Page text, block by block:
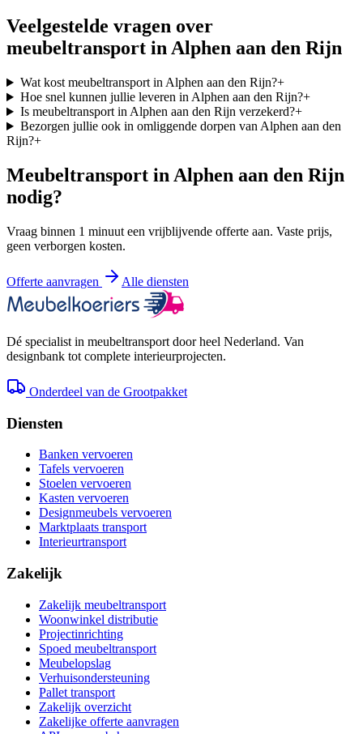
Veelgestelde vragen over
meubeltransport inAlphen aan den Rijn
Wat kost meubeltransport in Alphen aan den Rijn?+
Hoe snel kunnen jullie leveren in Alphen aan den Rijn?+
Is meubeltransport in Alphen aan den Rijn verzekerd?+
Bezorgen jullie ook in omliggende dorpen van Alphen aan den
Rijn?+
Meubeltransport in Alphen aan den Rijn
nodig?
Vraag binnen 1 minuut een vrijblijvende offerte aan. Vaste prijs,
geen verborgen kosten.
Offerte aanvragen Alle diensten
Dé specialist in meubeltransport door heel Nederland. Van
designbank tot complete interieurprojecten.
Onderdeel van de Grootpakket
Diensten
Banken vervoeren
Tafels vervoeren
Stoelen vervoeren
Kasten vervoeren
Designmeubels vervoeren
Marktplaats transport
Interieurtransport
Zakelijk
Zakelijk meubeltransport
Woonwinkel distributie
Projectinrichting
Spoed meubeltransport
Meubelopslag
Verhuisondersteuning
Pallet transport
Zakelijk overzicht
Zakelijke offerte aanvragen